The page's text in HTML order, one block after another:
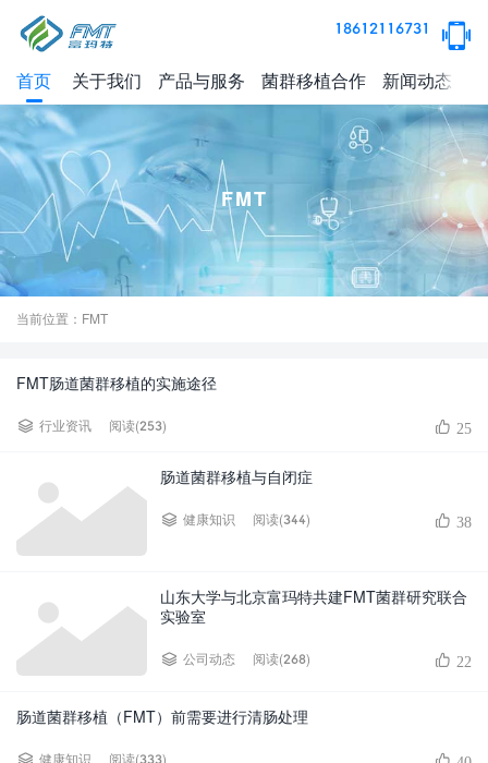
18612116731
首页 关于我们 产品与服务 菌群移植合作 新闻动态
FMT
当前位置：FMT
FMT肠道菌群移植的实施途径
行业资讯 阅读(253) 25
肠道菌群移植与自闭症
健康知识 阅读(344) 38
山东大学与北京富玛特共建FMT菌群研究联合
实验室
公司动态 阅读(268) 22
肠道菌群移植（FMT）前需要进行清肠处理
健康知识 阅读(333)